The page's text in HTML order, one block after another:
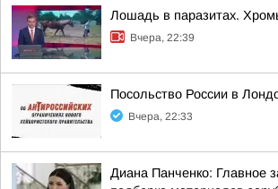
Лошадь в паразитах.
Вчера, 22:39
Посольство России в
Вчера, 22:33
Диана Панченко: Главное